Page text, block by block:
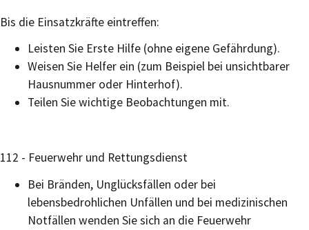
Bis die Einsatzkräfte eintreffen:
Leisten Sie Erste Hilfe (ohne eigene Gefährdung).
Weisen Sie Helfer ein (zum Beispiel bei unsichtbarer
Hausnummer oder Hinterhof).
Teilen Sie wichtige Beobachtungen mit.
112 - Feuerwehr und Rettungsdienst
Bei Bränden, Unglücksfällen oder bei
lebensbedrohlichen Unfällen und bei medizinischen
Notfällen wenden Sie sich an die Feuerwehr